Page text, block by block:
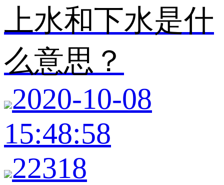
上水和下水是什
么意思？
2020-10-08
15:48:58
22318